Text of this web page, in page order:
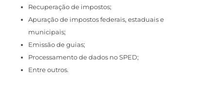
Recuperação de impostos;
Apuração de impostos federais, estaduais e
municipais;
Emissão de guias;
Processamento de dados no SPED;
Entre outros.